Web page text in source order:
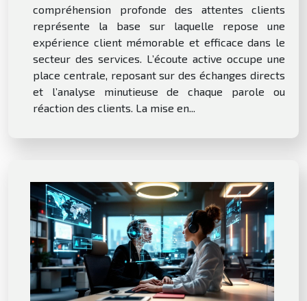
compréhension profonde des attentes clients
représente la base sur laquelle repose une
expérience client mémorable et efficace dans le
secteur des services. L’écoute active occupe une
place centrale, reposant sur des échanges directs
et l’analyse minutieuse de chaque parole ou
réaction des clients. La mise en...